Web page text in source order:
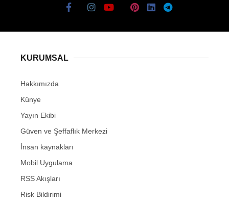
KURUMSAL
Hakkımızda
Künye
Yayın Ekibi
Güven ve Şeffaflık Merkezi
İnsan kaynakları
Mobil Uygulama
RSS Akışları
Risk Bildirimi